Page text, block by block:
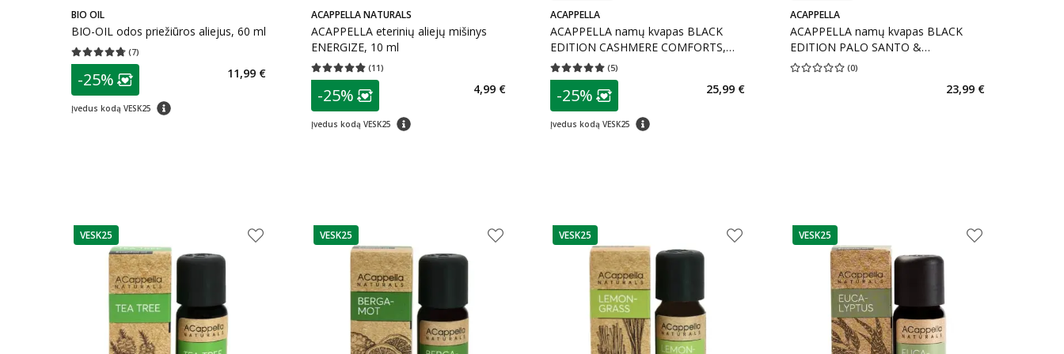
BIO OIL
BIO-OIL odos priežiūros aliejus, 60 ml
(7)
Vidutinis įvertinimas 4.71
patarimas
Lojalumo klubo narių nuolaida:
-25%
Įvedus kodą VESK25 patarimas
11,99 €
ACAPPELLA NATURALS
ACAPPELLA eterinių aliejų mišinys
ENERGIZE, 10 ml
(11)
Vidutinis įvertinimas 4.82
patarimas
Lojalumo klubo narių nuolaida:
-25%
Įvedus kodą VESK25 patarimas
4,99 €
ACAPPELLA
ACAPPELLA namų kvapas BLACK
EDITION CASHMERE COMFORTS,
100 ml
(5)
Vidutinis įvertinimas 5.00
patarimas
Lojalumo klubo narių nuolaida
-25%
Įvedus kodą VESK25 patarimas
25,99 €
ACAPPELLA
ACAPPELLA namų kvapas BLACK
EDITION PALO SANTO &
SANDALWOOD, 100 ml
(0)
Vidutinis įvertinimas 0.00
23,99 €
patarimas
VESK25 patarimas
VESK25 patarimas
VESK25 patarimas
VESK25